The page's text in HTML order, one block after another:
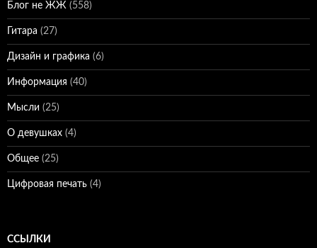
Блог не ЖЖ (558)
Гитара (27)
Дизайн и графика (6)
Информация (40)
Мысли (25)
О девушках (4)
Общее (25)
Цифровая печать (4)
ССЫЛКИ